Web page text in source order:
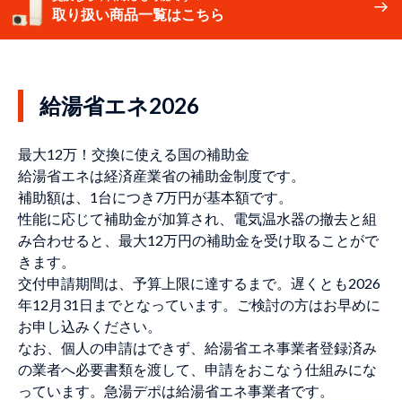
取り扱い商品一覧はこちら
給湯省エネ2026
最大12万！交換に使える国の補助金
給湯省エネは経済産業省の補助金制度です。
補助額は、1台につき7万円が基本額です。
性能に応じて補助金が加算され、電気温水器の撤去と組
み合わせると、最大12万円の補助金を受け取ることがで
きます。
交付申請期間は、予算上限に達するまで。遅くとも2026
年12月31日までとなっています。ご検討の方はお早めに
お申し込みください。
なお、個人の申請はできず、給湯省エネ事業者登録済み
の業者へ必要書類を渡して、申請をおこなう仕組みにな
っています。急湯デポは給湯省エネ事業者です。